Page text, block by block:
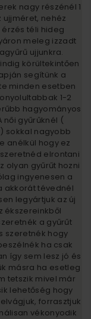
nagy részénél 1
ujjméret, nehéz
téli hideg
meleg izzadt
ujjunkra.
körültekintően
segítünk a
minden esetben
1-2
hagyományos
női gyűrűknél (
sokkal nagyobb
anélkül hogy ez
elrontani
olyan gyűrűt hozni
ingyenesen a
akkorát tévednél
legyártjuk az új
ékszereinkből
a gyűrűt
szeretnék hogy
ha csak
így sem lesz jó és
másra ha esetleg
tetszik mivel már
lehetőség hogy
forrasztjuk
vékonyodik